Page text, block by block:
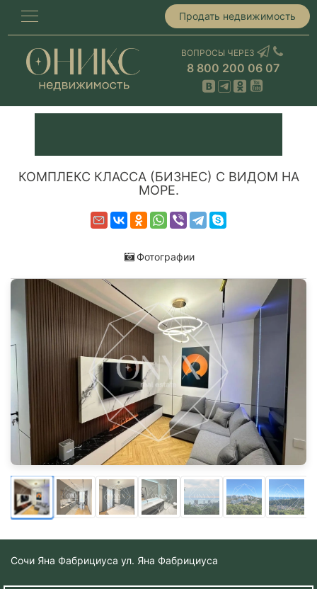
Продать недвижимость
ВОПРОСЫ ЧЕРЕЗ
8 800 200 06 07
КОМПЛEКС КЛАССА (БИЗНЕС) С ВИДОМ НА
МОРЕ.
Фотографии
Сочи Яна Фабрициуса ул. Яна Фабрициуса